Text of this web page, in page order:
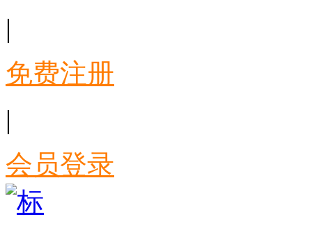
|
免费注册
|
会员登录